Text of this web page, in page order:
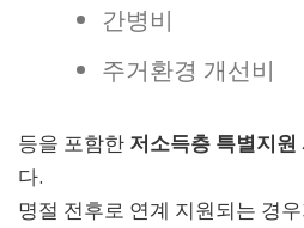
간병비
주거환경 개선비
등을 포함한 저소득층 특별지원
다.
명절 전후로 연계 지원되는 경